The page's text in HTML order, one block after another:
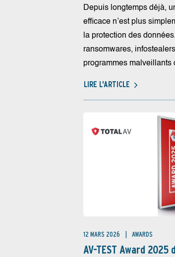
Depuis longtemps déjà,
efficace n’est plus
la protection des
ransomwares,
programmes malveillants
LIRE L'ARTICLE
12 MARS 2026 AWARDS
AV-TEST Award 2025